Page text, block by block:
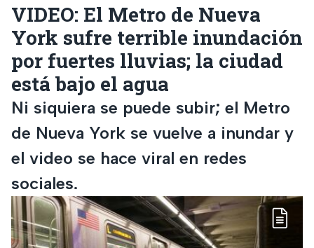
VIDEO: El Metro de Nueva
York sufre terrible inundación
por fuertes lluvias; la ciudad
está bajo el agua
Ni siquiera se puede subir; el Metro
de Nueva York se vuelve a inundar y
el video se hace viral en redes
sociales.